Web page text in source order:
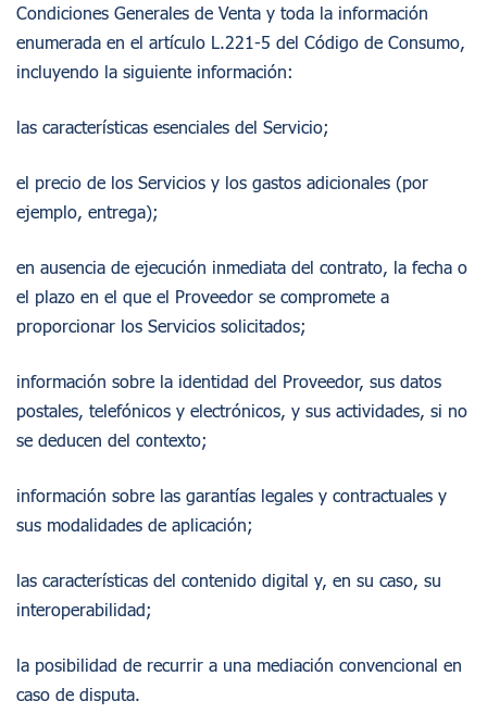
Condiciones Generales de Venta y toda la información
enumerada en el artículo L.221-5 del Código de Consumo,
incluyendo la siguiente información:
las características esenciales del Servicio;
el precio de los Servicios y los gastos adicionales (por
ejemplo, entrega);
en ausencia de ejecución inmediata del contrato, la fecha o
el plazo en el que el Proveedor se compromete a
proporcionar los Servicios solicitados;
información sobre la identidad del Proveedor, sus datos
postales, telefónicos y electrónicos, y sus actividades, si no
se deducen del contexto;
información sobre las garantías legales y contractuales y
sus modalidades de aplicación;
las características del contenido digital y, en su caso, su
interoperabilidad;
la posibilidad de recurrir a una mediación convencional en
caso de disputa.